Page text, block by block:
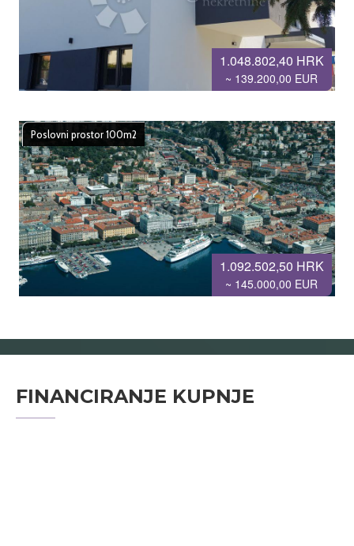
1.048.802,40 HRK
~ 139.200,00 EUR
1.092.502,50 HRK
~ 145.000,00 EUR
Poslovni prostor 100m2
FINANCIRANJE KUPNJE